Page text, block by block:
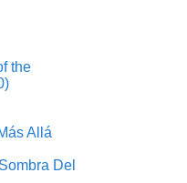
the
Allá
Del